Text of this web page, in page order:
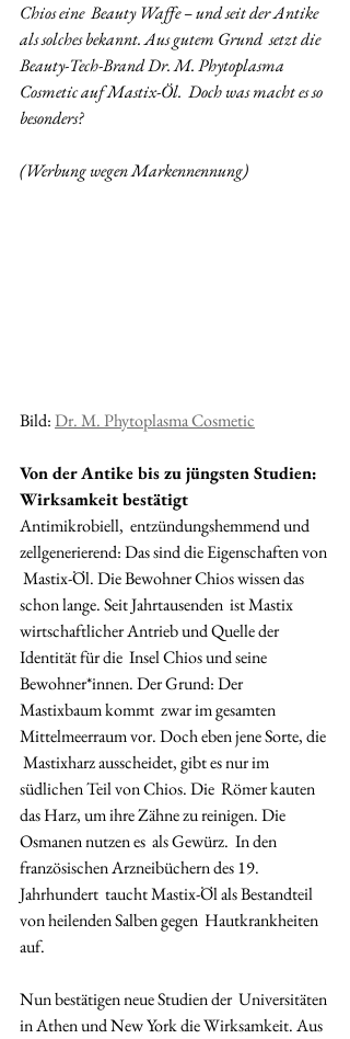
Chios eine  Beauty Waffe – und seit der Antike
als solches bekannt. Aus gutem Grund  setzt die
Beauty-Tech-Brand Dr. M. Phytoplasma
Cosmetic auf Mastix-Öl.  Doch was macht es so
besonders?
(Werbung wegen Markennennung)
Bild: Dr. M. Phytoplasma Cosmetic
Von der Antike bis zu jüngsten Studien:
Wirksamkeit bestätigt
Antimikrobiell,  entzündungshemmend und
zellgenerierend: Das sind die Eigenschaften von
Mastix-Öl. Die Bewohner Chios wissen das
schon lange. Seit Jahrtausenden  ist Mastix
wirtschaftlicher Antrieb und Quelle der
Identität für die  Insel Chios und seine
Bewohner*innen. Der Grund: Der
Mastixbaum kommt  zwar im gesamten
Mittelmeerraum vor. Doch eben jene Sorte, die
Mastixharz ausscheidet, gibt es nur im
südlichen Teil von Chios. Die  Römer kauten
das Harz, um ihre Zähne zu reinigen. Die
Osmanen nutzen es  als Gewürz.  In den
französischen Arzneibüchern des 19.
Jahrhundert  taucht Mastix-Öl als Bestandteil
von heilenden Salben gegen  Hautkrankheiten
auf.
Nun bestätigen neue Studien der  Universitäten
in Athen und New York die Wirksamkeit. Aus